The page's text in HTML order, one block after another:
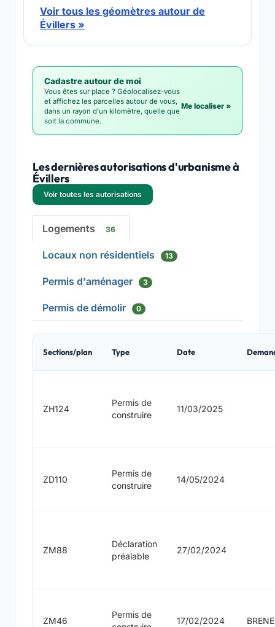
Voir tous les géomètres autour de
Évillers »
Cadastre autour de moi
Vous êtes sur place ? Géolocalisez-vous
et affichez les parcelles autour de vous,
dans un rayon d'un kilomètre, quelle que
soit la commune.
Me localiser »
Les dernières autorisations d'urbanisme à
Évillers
Voir toutes les autorisations
Logements 36
Locaux non résidentiels 13
Permis d'aménager 3
Permis de démolir 0
Sections/plan Type Date
ZH124
Permis de
construire
11/03/2025
ZD110
Permis de
construire
14/05/2024
ZM88
Déclaration
préalable
27/02/2024
ZM46
Permis de
17/02/2024